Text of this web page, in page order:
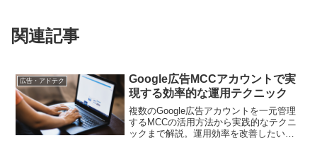
関連記事
広告・アドテク
Google広告MCCアカウントで実
現する効率的な運用テクニック
複数のGoogle広告アカウントを一元管理
するMCCの活用方法から実践的なテクニ
ックまで解説。運用効率を改善したい担